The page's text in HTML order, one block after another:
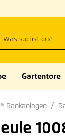
Gartentore
Rankanlagen